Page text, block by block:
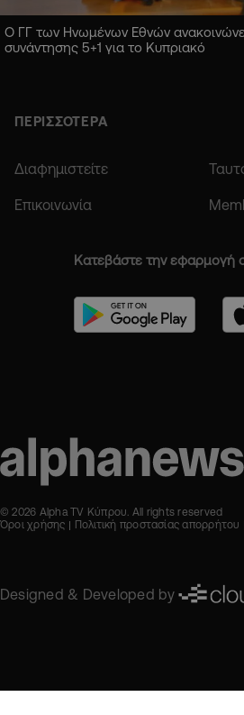
Ο ΓΓ των Ηνωμένων Εθνών
συνάντησης 5+1 για το Κυπριακό
ΠΕΡΙΣΣΟΤΕΡΑ
Διαφημιστείτε
Επικοινωνία
Κατεβάστε την εφαρμογή
© 2026 Alpha TV Κύπρου. All rights reserved
Όροι χρήσης
Πολιτική προστασίας απορρήτου
Designed & Developed by